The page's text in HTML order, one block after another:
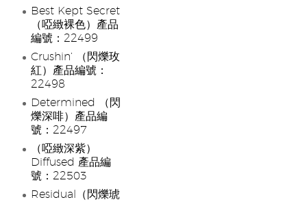
Best Kept Secret
（啞緻裸色）產品
編號：22499
Crushin’ （閃爍玫
紅）產品編號：
22498
Determined （閃
爍深啡）產品編
號：22497
（啞緻深紫）
Diffused 產品編
號：22503
Residual（閃爍琥